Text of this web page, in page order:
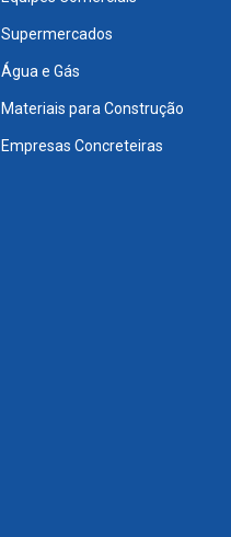
Supermercados
Água e Gás
Materiais para Construção
Empresas Concreteiras